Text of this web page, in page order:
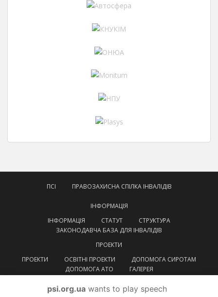
ПСІ ПРАВОЗАХИСНА СПІЛКА ІНВАЛІДІВ
ІНФОРМАЦІЯ
ІНФОРМАЦІЯ
СТАТУТ
СТРУКТУРА
ЗАКОНОДАВЧА БАЗА ДЛЯ ІНВАЛІДІВ
ПРОЕКТИ
ПРОЕКТИ
ОСВІТНІ ПРОЕКТИ
ДОПОМОГА СИРОТАМ
ДОПОМОГА АТО
ГАЛЕРЕЯ
psi.org.ua wants to play speech